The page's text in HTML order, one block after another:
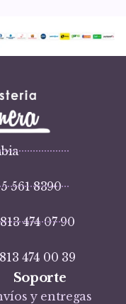
561 8390
474 07 90
474 00 39
Soporte
y entregas